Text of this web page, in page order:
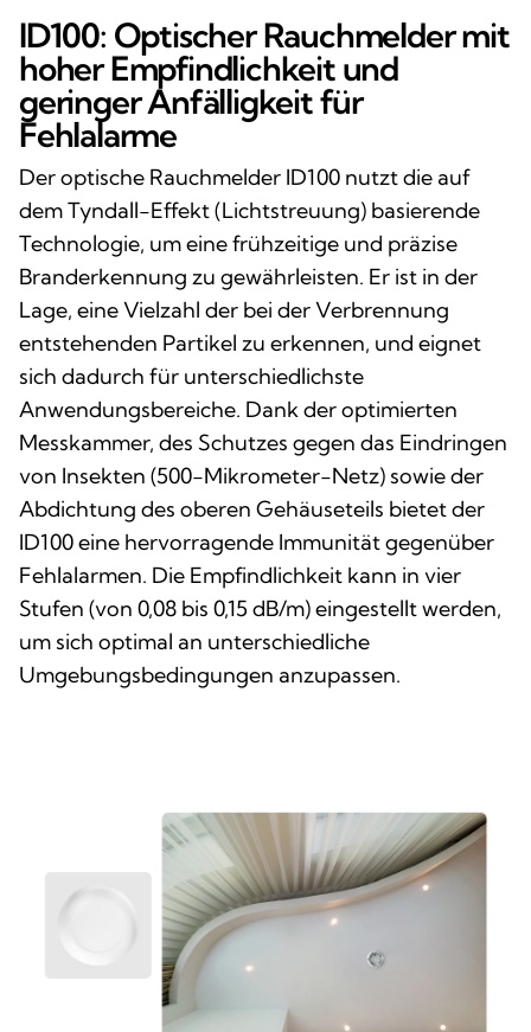
ID100: Optischer Rauchmelder mit
hoher Empfindlichkeit und
geringer Anfälligkeit für
Fehlalarme
Der optische Rauchmelder ID100 nutzt die auf
dem Tyndall-Effekt (Lichtstreuung) basierende
Technologie, um eine frühzeitige und präzise
Branderkennung zu gewährleisten. Er ist in der
Lage, eine Vielzahl der bei der Verbrennung
entstehenden Partikel zu erkennen, und eignet
sich dadurch für unterschiedlichste
Anwendungsbereiche. Dank der optimierten
Messkammer, des Schutzes gegen das Eindringen
von Insekten (500-Mikrometer-Netz) sowie der
Abdichtung des oberen Gehäuseteils bietet der
ID100 eine hervorragende Immunität gegenüber
Fehlalarmen. Die Empfindlichkeit kann in vier
Stufen (von 0,08 bis 0,15 dB/m) eingestellt werden,
um sich optimal an unterschiedliche
Umgebungsbedingungen anzupassen.